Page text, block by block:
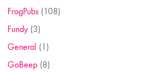
FrogPubs (108)
Fundy (3)
General (1)
GoBeep (8)